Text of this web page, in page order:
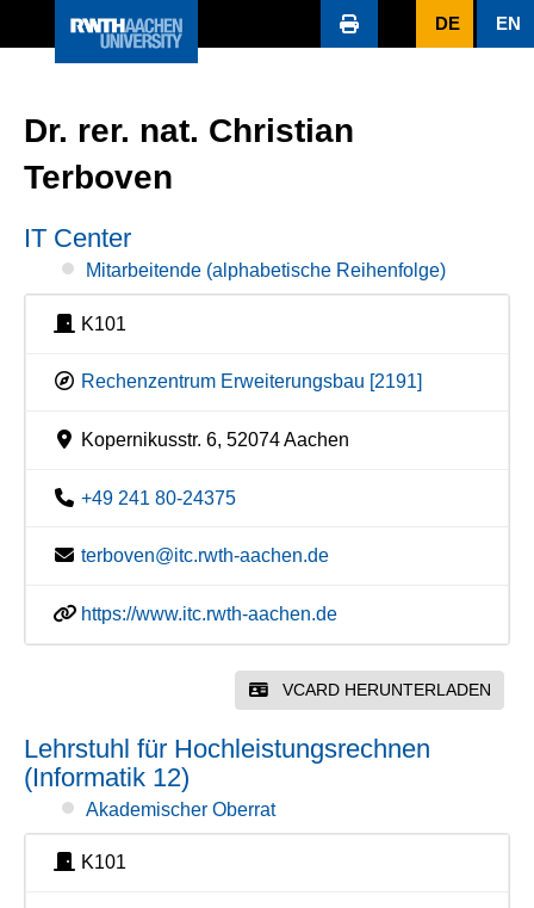
DE EN
Dr. rer. nat. Christian
Terboven
IT Center
Mitarbeitende (alphabetische Reihenfolge)
K101
Rechenzentrum Erweiterungsbau [2191]
Kopernikusstr. 6, 52074 Aachen
+49 241 80-24375
terboven@itc.rwth-aachen.de
https://www.itc.rwth-aachen.de
VCARD HERUNTERLADEN
Lehrstuhl für Hochleistungsrechnen
(Informatik 12)
Akademischer Oberrat
K101